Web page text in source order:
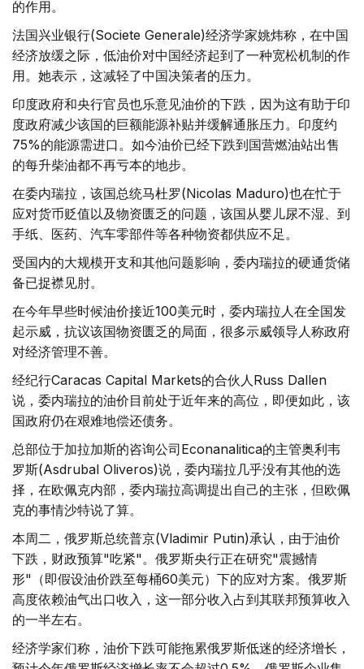
的作用。
法国兴业银行(Societe Generale)经济学家姚炜称，在中国
经济放缓之际，低油价对中国经济起到了一种宽松机制的作
用。她表示，这减轻了中国决策者的压力。
印度政府和央行官员也乐意见油价的下跌，因为这有助于印
度政府减少该国的巨额能源补贴并缓解通胀压力。印度约
75%的能源需进口。如今油价已经下跌到国营燃油站出售
的每升柴油都不再亏本的地步。
在委内瑞拉，该国总统马杜罗(Nicolas Maduro)也在忙于
应对货币贬值以及物资匮乏的问题，该国从婴儿尿不湿、到
手纸、医药、汽车零部件等各种物资都供应不足。
受国内的大规模开支和其他问题影响，委内瑞拉的硬通货储
备已捉襟见肘。
在今年早些时候油价接近100美元时，委内瑞拉人在全国发
起示威，抗议该国物资匮乏的局面，很多示威领导人称政府
对经济管理不善。
经纪行Caracas Capital Markets的合伙人Russ Dallen
说，委内瑞拉的油价目前处于近年来的高位，即便如此，该
国政府仍在艰难地偿还债务。
总部位于加拉加斯的咨询公司Econanalitica的主管奥利韦
罗斯(Asdrubal Oliveros)说，委内瑞拉几乎没有其他的选
择，在欧佩克内部，委内瑞拉高调提出自己的主张，但欧佩
克的事情沙特说了算。
本周二，俄罗斯总统普京(Vladimir Putin)承认，由于油价
下跌，财政预算"吃紧"。俄罗斯央行正在研究"震撼情
形"（即假设油价跌至每桶60美元）下的应对方案。俄罗斯
高度依赖油气出口收入，这一部分收入占到其联邦预算收入
的一半左右。
经济学家们称，油价下跌可能拖累俄罗斯低迷的经济增长，